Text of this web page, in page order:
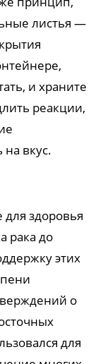
листья —
и храните
реакции,
вкус.
здоровья
рака до
этих
о
для